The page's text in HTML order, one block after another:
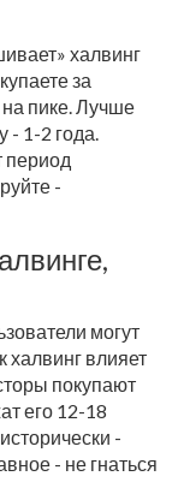
халвинг
за
пике. Лучше
- 1-2 года.
период
-
могут
халвинг влияет
покупают
его 12-18
-
- не гнаться